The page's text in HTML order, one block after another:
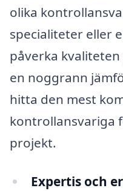
olika
specialiteter eller
påverka
en noggrann
hitta den mest
kontrollansvariga
projekt.
Expertis och